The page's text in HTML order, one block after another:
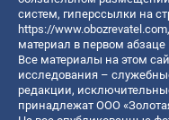
систем, гиперссылки на
https://www.obozrevatel.com
материал в первом абзаце
Все материалы на этом
исследования –
редакции,
принадлежат ООО